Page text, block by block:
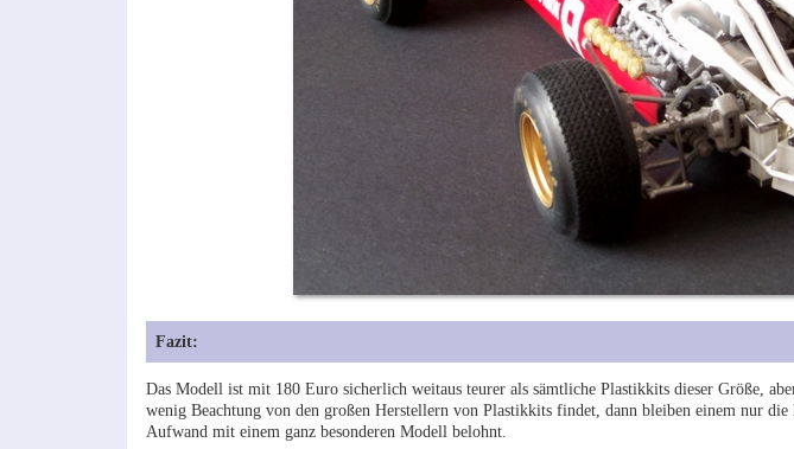
Fazit:
Das Modell ist mit 180 Euro sicherlich weitaus teurer als sämtliche Plastikkits dieser Größe,
wenig Beachtung von den großen Herstellern von Plastikkits findet, dann bleiben einem nur
Aufwand mit einem ganz besonderen Modell belohnt.